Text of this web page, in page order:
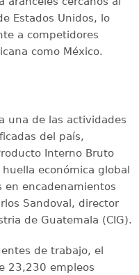
Estados Unidos, lo
a competidores
como México.
una de las actividades
del país,
Interno Bruto
económica global
en encadenamientos
Sandoval, director
de Guatemala (CIG).
de trabajo, el
23,230 empleos